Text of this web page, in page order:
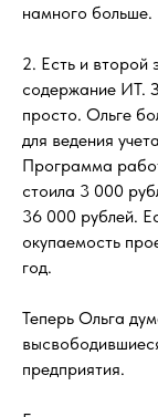
намного больше.
2. Есть и
содержание ИТ.
просто. Ольге
для ведения
Программа
стоила 3 000
36 000 рублей.
окупаемость
год.
Теперь Ольга
предприятия.